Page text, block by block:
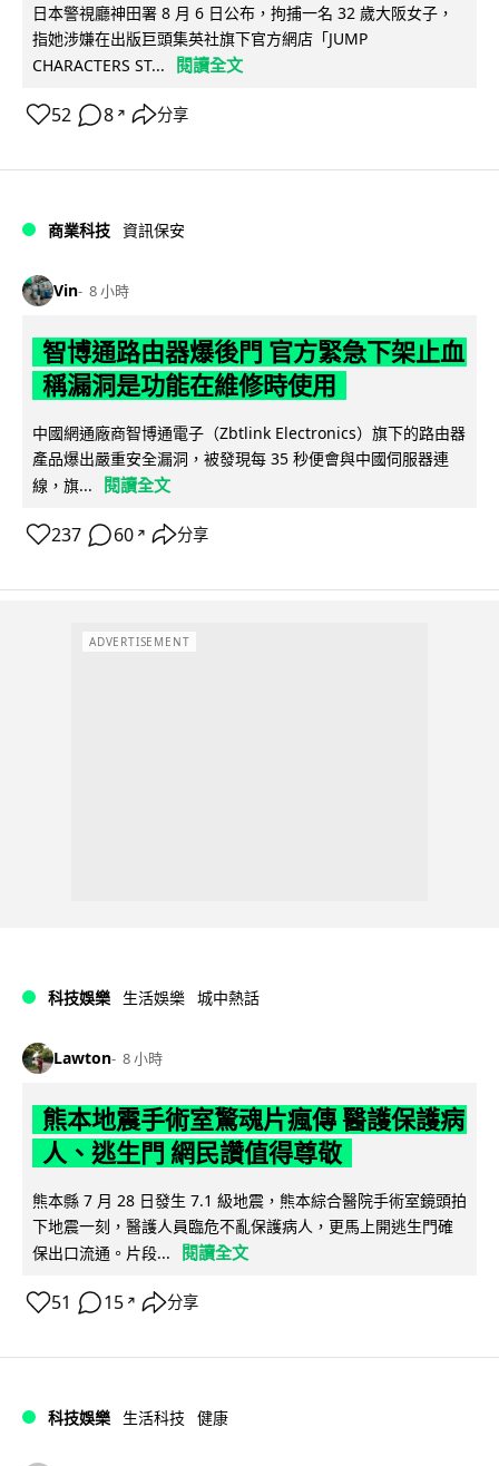
日本警視廳神田署 8 月 6 日公布，拘捕一名 32 歲大阪女子，
指她涉嫌在出版巨頭集英社旗下官方網店「JUMP
CHARACTERS ST...
閱讀全文
52 8 ↗ 分享
商業科技 資訊保安
Vin 8 小時
智博通路由器爆後門 官方緊急下架止血
稱漏洞是功能在維修時使用
中國網通廠商智博通電子（Zbtlink Electronics）旗下的路由器
產品爆出嚴重安全漏洞，被發現每 35 秒便會與中國伺服器連
線，旗...
閱讀全文
237 60 ↗ 分享
ADVERTISEMENT
科技娛樂 生活娛樂 城中熱話
Lawton 8 小時
熊本地震手術室驚魂片瘋傳 醫護保護病
人、逃生門 網民讚值得尊敬
熊本縣 7 月 28 日發生 7.1 級地震，熊本綜合醫院手術室鏡頭拍
下地震一刻，醫護人員臨危不亂保護病人，更馬上開逃生門確
保出口流通。片段...
閱讀全文
51 15 ↗ 分享
科技娛樂 生活科技 健康